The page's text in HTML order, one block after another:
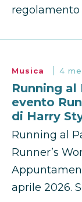
regolamento
Musica 4
Running
evento
di Harry
Running al
Runner’s
aprile 2026.